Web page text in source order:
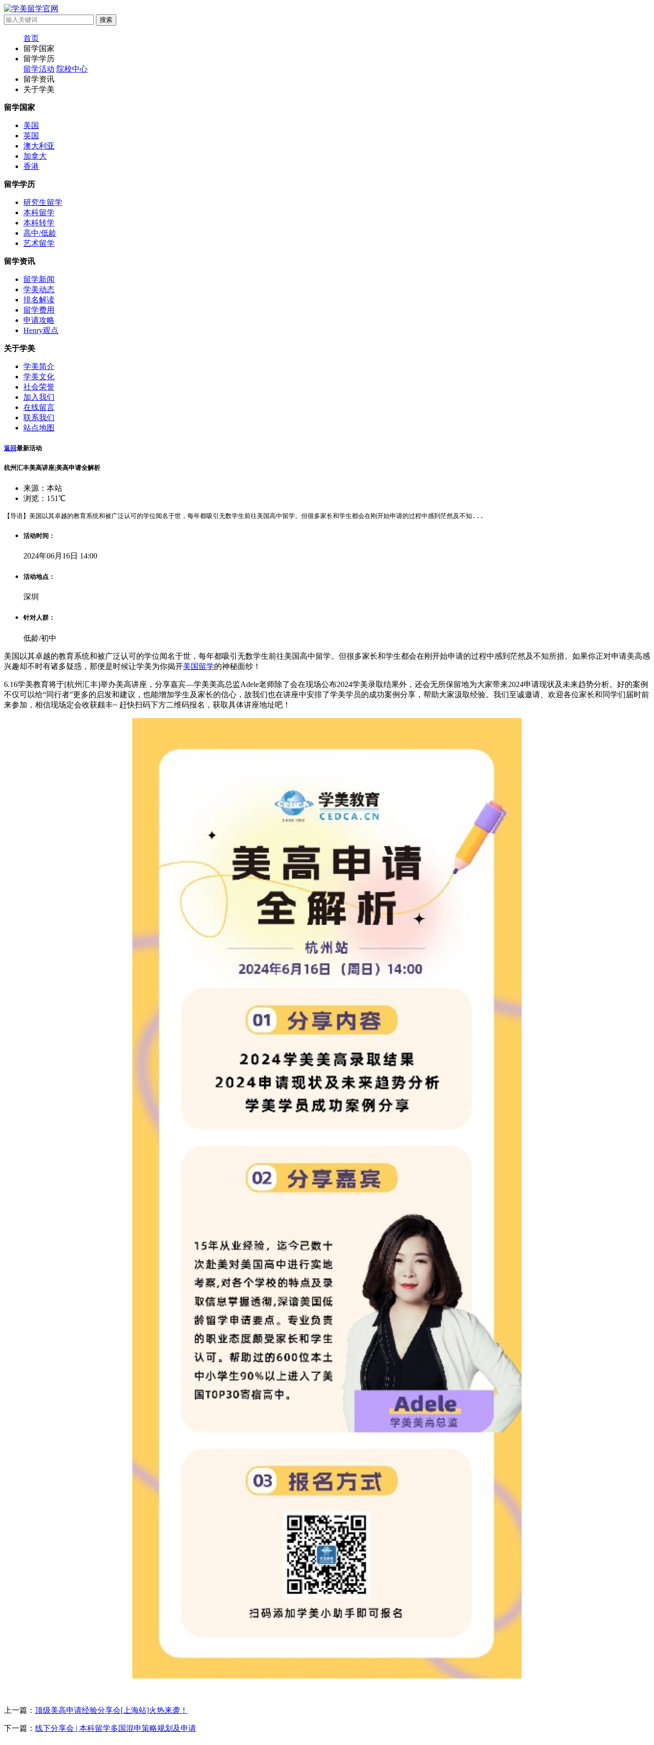
首页
留学国家
留学学历
留学活动 院校中心
留学资讯
关于学美
留学国家
美国
英国
澳大利亚
加拿大
香港
留学学历
研究生留学
本科留学
本科转学
高中/低龄
艺术留学
留学资讯
留学新闻
学美动态
排名解读
留学费用
申请攻略
Henry观点
关于学美
学美简介
学美文化
社会荣誉
加入我们
在线留言
联系我们
站点地图
返回最新活动
杭州汇丰美高讲座|美高申请全解析
来源：本站
浏览：151℃
【导语】美国以其卓越的教育系统和被广泛认可的学位闻名于世，每年都吸引无数学生前往美国高中留学。但很多家长和学生都会在刚开始申请的过程中感到茫然及不知...
活动时间：
2024年06月16日 14:00
活动地点：
深圳
针对人群：
低龄/初中
美国以其卓越的教育系统和被广泛认可的学位闻名于世，每年都吸引无数学生前往美国高中留学。但很多家长和学生都会在刚开始申请的过程中感到茫然及不知所措。如果你正对申请美高感
兴趣却不时有诸多疑惑，那便是时候让学美为你揭开美国留学的神秘面纱！
6.16学美教育将于[杭州汇丰]举办美高讲座，分享嘉宾—学美美高总监Adele老师除了会在现场公布2024学美录取结果外，还会无所保留地为大家带来2024申请现状及未来趋势分析。好的案例
不仅可以给“同行者”更多的启发和建议，也能增加学生及家长的信心，故我们也在讲座中安排了学美学员的成功案例分享，帮助大家汲取经验。我们至诚邀请、欢迎各位家长和同学们届时前
来参加，相信现场定会收获颇丰~ 赶快扫码下方二维码报名，获取具体讲座地址吧！
上一篇： 顶级美高申请经验分享会[上海站]火热来袭！
下一篇： 线下分享会 | 本科留学多国混申策略规划及申请